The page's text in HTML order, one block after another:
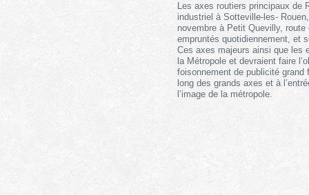
Les axes routiers principaux de
industriel à Sotteville-les-
novembre à Petit Quevilly,
empruntés quotidiennement, et
Ces axes majeurs ainsi que les
la Métropole et devraient faire
foisonnement de publicité grand
long des grands axes et à
l’image de la métropole.